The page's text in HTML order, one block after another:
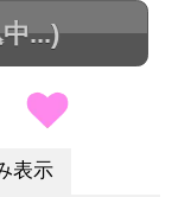
...)
表示